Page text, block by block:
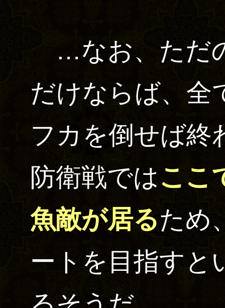
…なお、ただ
だけならば、全
フカを倒せば終
防衛戦ではここ
魚敵が居るため
ートを目指すと